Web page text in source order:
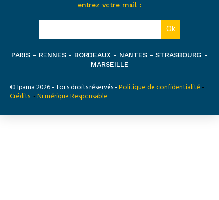
entrez votre mail :
PARIS - RENNES - BORDEAUX - NANTES - STRASBOURG -
MARSEILLE
© Ipama 2026 - Tous droits réservés - Politique de confidentialité -
Crédits - Numérique Responsable